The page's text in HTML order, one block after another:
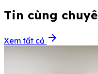
Tin cùng
Xem tất cả arrow_forward